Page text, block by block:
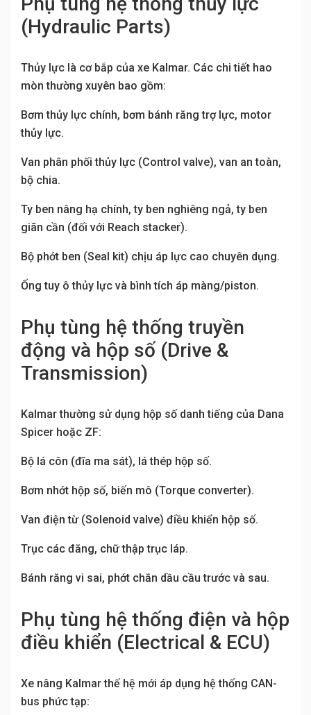
(Hydraulic Parts)
Thủy lực là cơ bắp của xe Kalmar. Các chi tiết hao
mòn thường xuyên bao gồm:
Bơm thủy lực chính, bơm bánh răng trợ lực, motor
thủy lực.
Van phân phối thủy lực (Control valve), van an toàn,
bộ chia.
Ty ben nâng hạ chính, ty ben nghiêng ngả, ty ben
giãn cần (đối với Reach stacker).
Bộ phớt ben (Seal kit) chịu áp lực cao chuyên dụng.
Ống tuy ô thủy lực và bình tích áp màng/piston.
Phụ tùng hệ thống truyền
động và hộp số (Drive &
Transmission)
Kalmar thường sử dụng hộp số danh tiếng của Dana
Spicer hoặc ZF:
Bộ lá côn (đĩa ma sát), lá thép hộp số.
Bơm nhớt hộp số, biến mô (Torque converter).
Van điện từ (Solenoid valve) điều khiển hộp số.
Trục các đăng, chữ thập trục láp.
Bánh răng vi sai, phớt chắn dầu cầu trước và sau.
Phụ tùng hệ thống điện và hộp
điều khiển (Electrical & ECU)
Xe nâng Kalmar thế hệ mới áp dụng hệ thống CAN-
bus phức tạp: